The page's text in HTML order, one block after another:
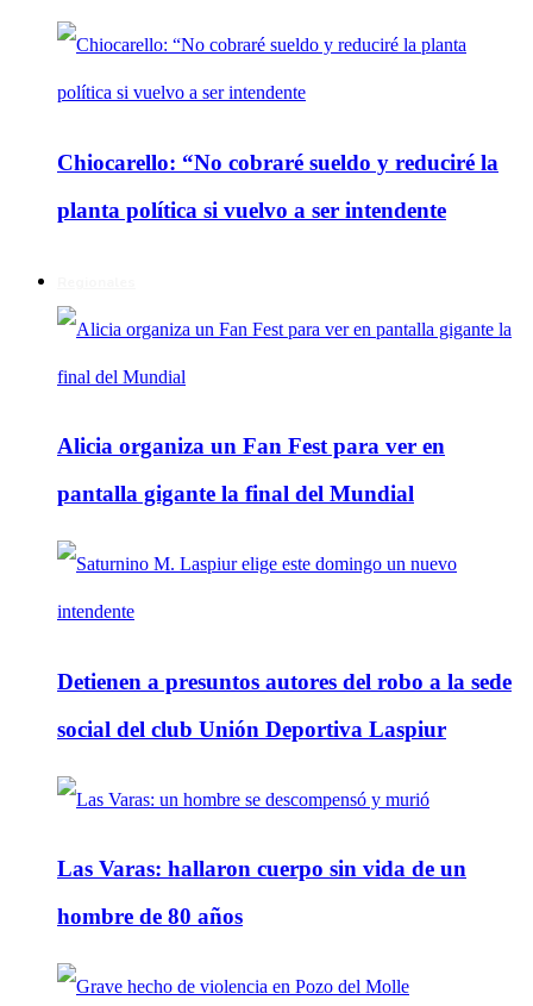
Chiocarello: “No cobraré sueldo y reduciré la
planta política si vuelvo a ser intendente
Alicia organiza un Fan Fest para ver en
pantalla gigante la final del Mundial
Detienen a presuntos autores del robo a la sede
social del club Unión Deportiva Laspiur
Las Varas: hallaron cuerpo sin vida de un
hombre de 80 años